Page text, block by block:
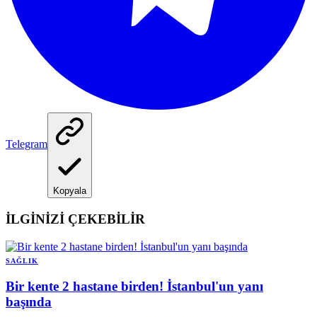
Telegram
Kopyala
İLGİNİZİ ÇEKEBİLİR
SAĞLIK
Bir kente 2 hastane birden! İstanbul'un yanı
başında